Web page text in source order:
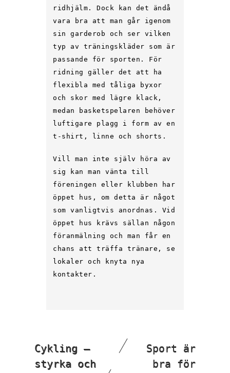
ridhjälm. Dock kan det ändå
vara bra att man går igenom
sin garderob och ser vilken
typ av träningskläder som är
passande för sporten. För
ridning gäller det att ha
flexibla med tåliga byxor
och skor med lägre klack,
medan basketspelaren behöver
luftigare plagg i form av en
t-shirt, linne och shorts.
Vill man inte själv höra av
sig kan man vänta till
föreningen eller klubben har
öppet hus, om detta är något
som vanligtvis anordnas. Vid
öppet hus krävs sällan någon
föranmälning och man får en
chans att träffa tränare, se
lokaler och knyta nya
kontakter.
Inläggsnavigering
Cykling –
styrka och
Sport är
bra för